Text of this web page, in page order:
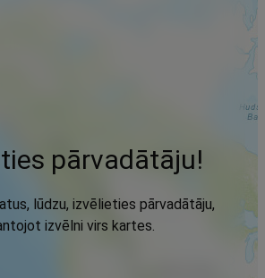
pārvadātāju!
lūdzu, izvēlieties pārvadātāju,
izvēlni virs kartes.